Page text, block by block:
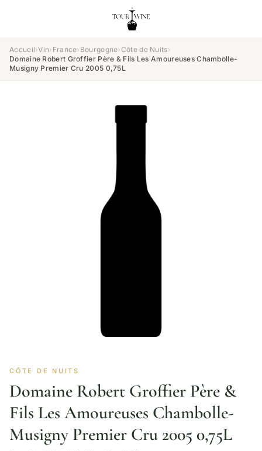
Accueil›Vin› France› Bourgogne›Côte de Nuits›
Domaine Robert Groffier Père & Fils Les Amoureuses Chambolle-
Musigny Premier Cru 2005 0,75L
CÔTE DE NUITS
Domaine Robert Groffier Père &
Fils Les Amoureuses Chambolle-
Musigny Premier Cru 2005 0,75L